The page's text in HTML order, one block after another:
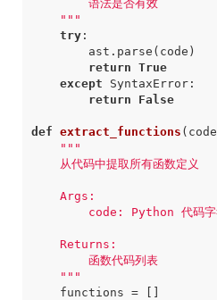
        语法是否有效
    """
try:
ast . parse ( code )
return True
except
SyntaxError:
return
False
def extract_functions ( code
        函数代码列表
    """
functions =
[]